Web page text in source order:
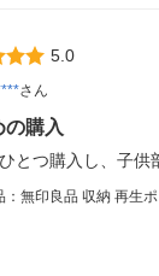
5.0
さん
の購入
とつ購入し、子供
：無印良品 収納 再生